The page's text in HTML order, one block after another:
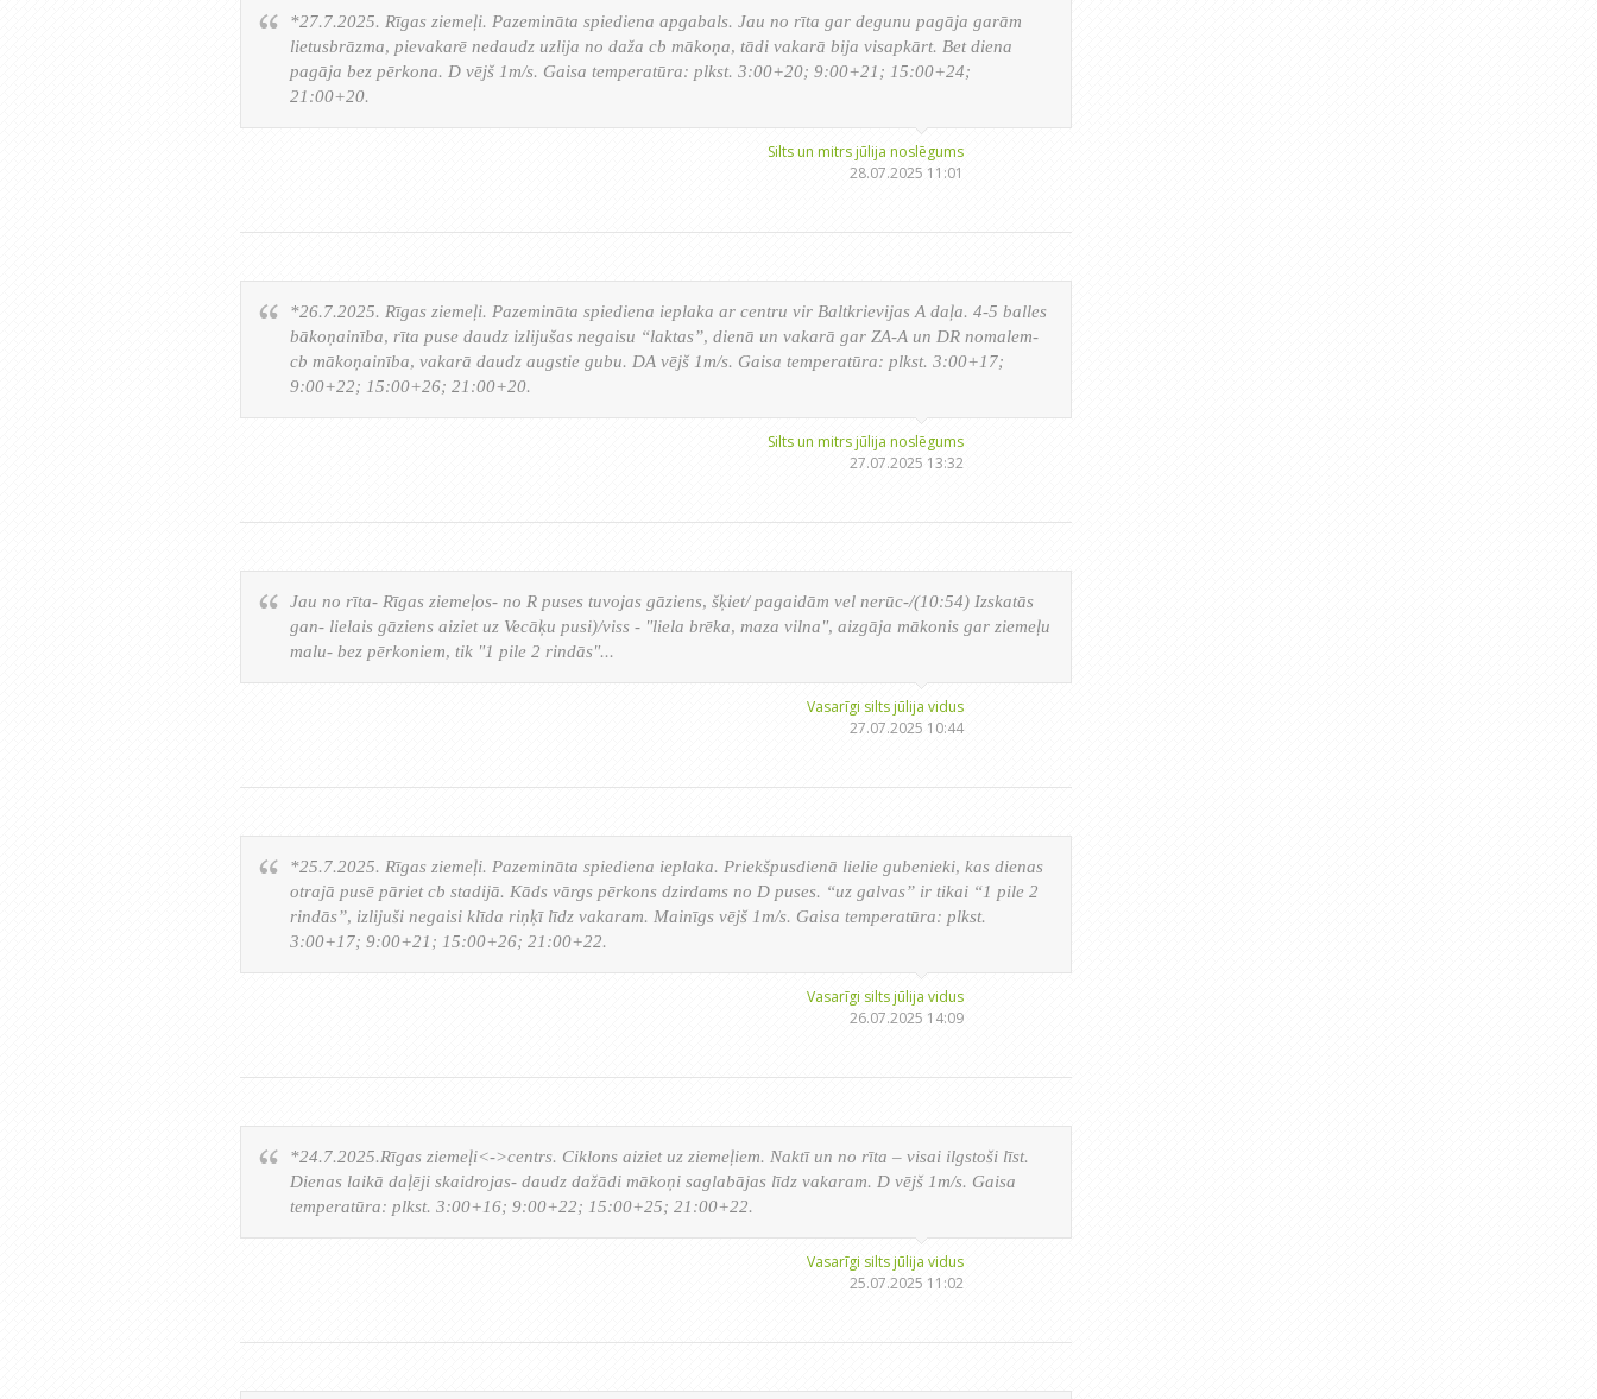
*27.7.2025. Rīgas ziemeļi. Pazemināta spiediena apgabals. Jau no rīta gar degunu pagāja garām
lietusbrāzma, pievakarē nedaudz uzlija no daža cb mākoņa, tādi vakarā bija visapkārt. Bet diena
pagāja bez pērkona. D vējš 1m/s. Gaisa temperatūra: plkst. 3:00+20; 9:00+21; 15:00+24;
21:00+20.
Silts un mitrs jūlija noslēgums
28.07.2025 11:01
*26.7.2025. Rīgas ziemeļi. Pazemināta spiediena ieplaka ar centru vir Baltkrievijas A daļa. 4-5 balles
bākoņainība, rīta puse daudz izlijušas negaisu “laktas”, dienā un vakarā gar ZA-A un DR nomalem-
cb mākoņainība, vakarā daudz augstie gubu. DA vējš 1m/s. Gaisa temperatūra: plkst. 3:00+17;
9:00+22; 15:00+26; 21:00+20.
Silts un mitrs jūlija noslēgums
27.07.2025 13:32
Jau no rīta- Rīgas ziemeļos- no R puses tuvojas gāziens, šķiet/ pagaidām vel nerūc-/(10:54) Izskatās
gan- lielais gāziens aiziet uz Vecāķu pusi)/viss - "liela brēka, maza vilna", aizgāja mākonis gar ziemeļu
malu- bez pērkoniem, tik "1 pile 2 rindās"...
Vasarīgi silts jūlija vidus
27.07.2025 10:44
*25.7.2025. Rīgas ziemeļi. Pazemināta spiediena ieplaka. Priekšpusdienā lielie gubenieki, kas dienas
otrajā pusē pāriet cb stadijā. Kāds vārgs pērkons dzirdams no D puses. “uz galvas” ir tikai “1 pile 2
rindās”, izlijuši negaisi klīda riņķī līdz vakaram. Mainīgs vējš 1m/s. Gaisa temperatūra: plkst.
3:00+17; 9:00+21; 15:00+26; 21:00+22.
Vasarīgi silts jūlija vidus
26.07.2025 14:09
*24.7.2025.Rīgas ziemeļi<->centrs. Ciklons aiziet uz ziemeļiem. Naktī un no rīta – visai ilgstoši līst.
Dienas laikā daļēji skaidrojas- daudz dažādi mākoņi saglabājas līdz vakaram. D vējš 1m/s. Gaisa
temperatūra: plkst. 3:00+16; 9:00+22; 15:00+25; 21:00+22.
Vasarīgi silts jūlija vidus
25.07.2025 11:02